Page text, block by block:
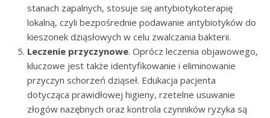
stanach zapalnych, stosuje się antybiotykoterapię
lokalną, czyli bezpośrednie podawanie antybiotyków do
kieszonek dziąsłowych w celu zwalczania bakterii.
Leczenie przyczynowe. Oprócz leczenia objawowego,
kluczowe jest także identyfikowanie i eliminowanie
przyczyn schorzeń dziąseł. Edukacja pacjenta
dotycząca prawidłowej higieny, rzetelne usuwanie
złogów nazębnych oraz kontrola czynników ryzyka są